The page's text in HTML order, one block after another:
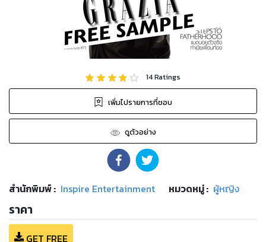
14Ratings
เพิ่มไปรายการที่ชอบ
ดูตัวอย่าง
สำนักพิมพ์: Inspire Entertainment หมวดหมู่: ผู้หญิง
ราคา
GET FREE